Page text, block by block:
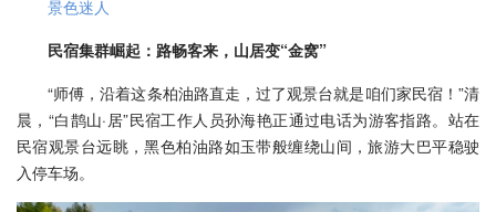
景色迷人
民宿集群崛起：路畅客来，山居变“金窝”
“师傅，沿着这条柏油路直走，过了观景台就是咱们家民宿！”清
晨，“白鹊山·居”民宿工作人员孙海艳正通过电话为游客指路。站在
民宿观景台远眺，黑色柏油路如玉带般缠绕山间，旅游大巴平稳驶
入停车场。